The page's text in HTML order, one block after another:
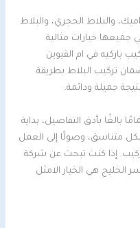
والبلاط الحجري، والبلاط
جميعها خيارات مثالية
باركيه في ام القيوين
تركيب البلاط بطريقة
جميلة ودائمة.
بالغًا بأدق التفاصيل، بداية
متناسق، وصولًا إلى العمل
إذا كنت تبحث عن شركة
الخليج هي الخيار الامثل